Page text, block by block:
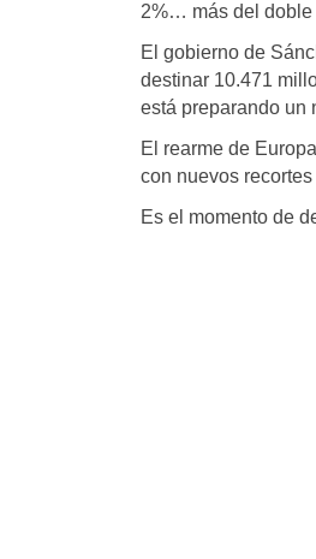
2%… más del doble
El gobierno de
destinar 10.471
está preparando un
El rearme de
con nuevos
Es el momento de